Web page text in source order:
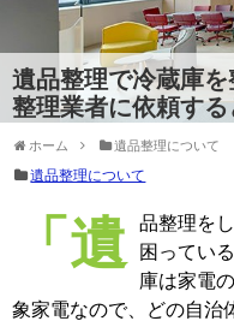
遺品整理で冷蔵庫
整理業者に依頼す
ホーム 遺品整理について
遺品整理について
「遺品整理をしている最中だが、冷蔵庫の処分に
困ってい
庫は家電
象家電なので、どの自治